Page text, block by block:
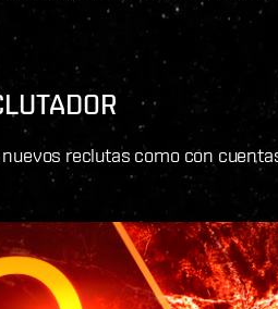
reclutas como con